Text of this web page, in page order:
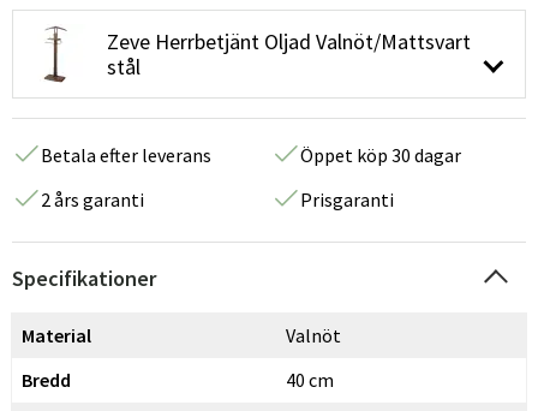
Zeve Herrbetjänt Oljad Valnöt/Mattsvart
stål
Betala efter leverans
Öppet köp 30 dagar
2 års garanti
Prisgaranti
Specifikationer
Material
Valnöt
Bredd
40 cm